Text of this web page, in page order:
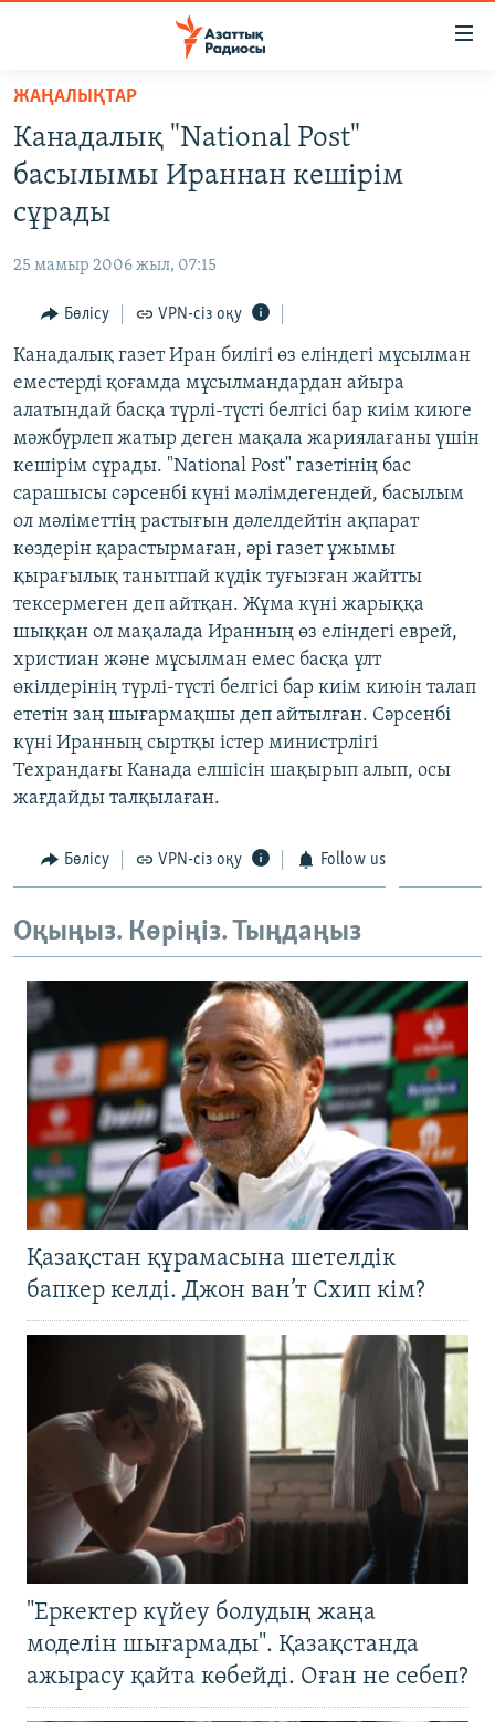
Skip
main
content
main
Navigation
Search
САЯСАТ
АДАМ ҚҰҚЫҚТАРЫ
ӘЛЕУМЕТ
ӘЛЕМ
АРНАЙЫ ЖОБАЛАР
Русский
ЖАЗЫЛЫҢЫЗ
Басқа тілдерде
ЖАҢАЛЫҚТАР
Канадалық "National Post"
басылымы Ираннан кешірім
сұрады
25 мамыр 2006 жыл, 07:15
Бөлісу VPN-сіз оқу
Канадалық газет Иран билігі өз еліндегі мұсылман
еместерді қоғамда мұсылмандардан айыра
алатындай басқа түрлі-түсті белгісі бар киім киюге
мәжбүрлеп жатыр деген мақала жариялағаны үшін
кешірім сұрады. "National Post" газетінің бас
сарашысы сәрсенбі күні мәлімдегендей, басылым
ол мәліметтің растығын дәлелдейтін ақпарат
көздерін қарастырмаған, әрі газет ұжымы
қырағылық танытпай күдік туғызған жайтты
тексермеген деп айтқан. Жұма күні жарыққа
шыққан ол мақалада Иранның өз еліндегі еврей,
христиан және мұсылман емес басқа ұлт
өкілдерінің түрлі-түсті белгісі бар киім киюін талап
ететін заң шығармақшы деп айтылған. Сәрсенбі
күні Иранның сыртқы істер министрлігі
Техрандағы Канада елшісін шақырып алып, осы
жағдайды талқылаған.
Бөлісу VPN-сіз оқу Follow us
Оқыңыз. Көріңіз. Тыңдаңыз
Қазақстан құрамасына шетелдік
бапкер келді. Джон ван’т Схип кім?
"Еркектер күйеу болудың жаңа
моделін шығармады". Қазақстанда
ажырасу қайта көбейді. Оған не себеп?